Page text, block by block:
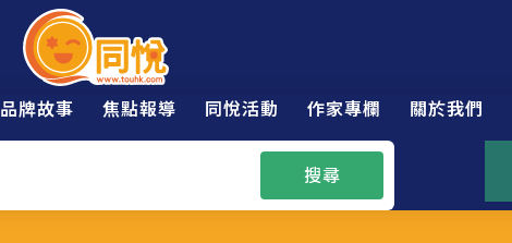
品牌故事 焦點報導 同悅活動 作家專欄 關於我們
搜尋